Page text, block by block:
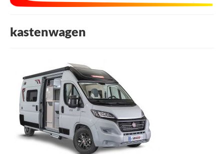
kastenwagen